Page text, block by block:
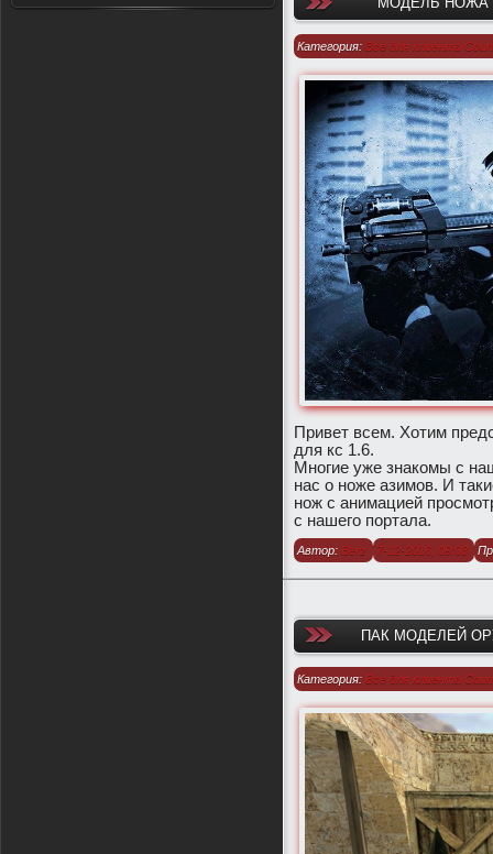
Категория: Все для клиента
1.6/Модели оружия для CS 1.6
Привет всем. Хотим
для кс 1.6.
Многие уже знакомы с
нас о ноже азимов. И
нож с анимацией
с нашего портала.
Автор: Berz 7-12-2016, 09:08
ПАК МОДЕЛЕЙ
Категория: Все для клиента
1.6/Модели оружия для CS 1.6